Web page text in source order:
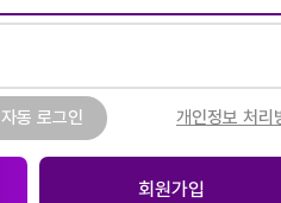
자동 로그인 개인정보 처리
회원가입